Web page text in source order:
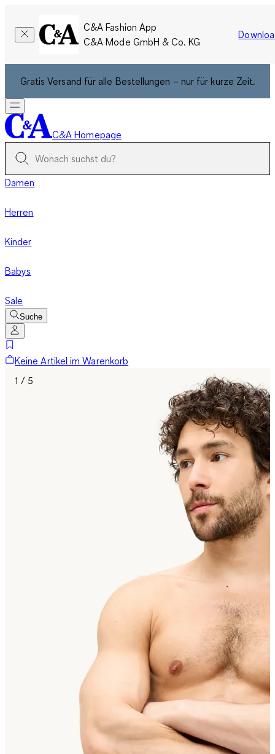
C&A Fashion App
C&A Mode GmbH & Co. KG
Gratis Versand für alle Bestellungen – nur für kurze Zeit.
C&A Homepage
Damen
Herren
Kinder
Babys
Sale
Suche
Keine Artikel im Warenkorb
1 / 5